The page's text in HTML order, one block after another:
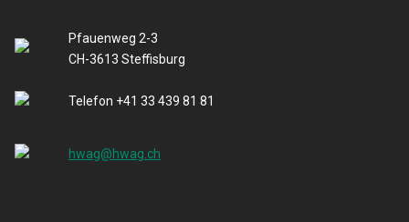
Pfauenweg 2-3
CH-3613 Steffisburg
Telefon +41 33 439 81 81
hwag@hwag.ch